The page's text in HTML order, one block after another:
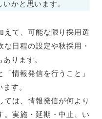
かと思います。
えて、可能な限り採用選
日程の設定や秋採用・
ります。
情報発信を行うこと」
す。
ては、情報発信が何より
。実施・延期・中止、い